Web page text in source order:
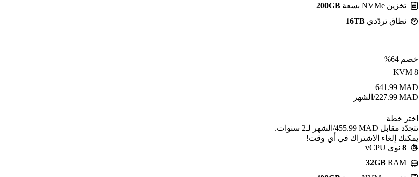
تخزين NVMe بسعة
200GB
نطاق تردّدي 16TB
خصم 64%
KVM 8
MAD
641.99
MAD
227.99/الشهر
اختر خطة
تتجدّد مقابل MAD ⁦455.99⁩/الشهر لـ2 سنوات.
يمكنك إلغاء الاشتراك في أي وقت!
8 نوى vCPU
32GB RAM